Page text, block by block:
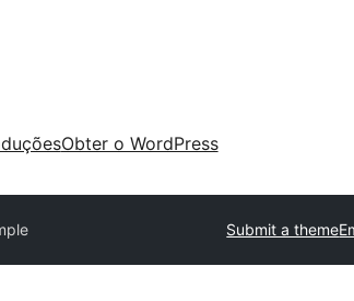
Obter o WordPress
Submit a theme